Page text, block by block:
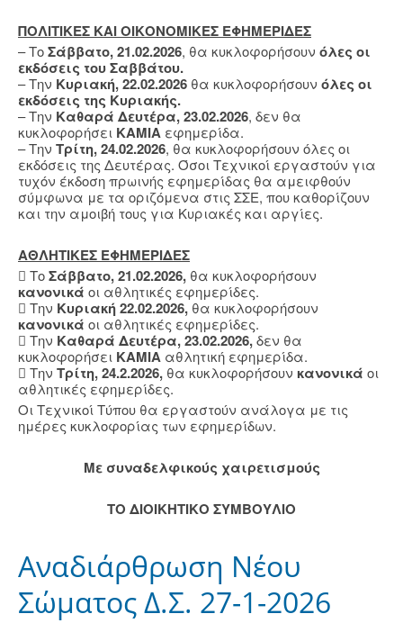
ΠΟΛΙΤΙΚΕΣ ΚΑΙ ΟΙΚΟΝΟΜΙΚΕΣ ΕΦΗΜΕΡΙΔΕΣ
– ΤοΣάββατο, 21.02.2026, θα κυκλοφορήσουν όλες οι
εκδόσεις του Σαββάτου.
– Την Κυριακή, 22.02.2026 θα κυκλοφορήσουν όλες οι
εκδόσεις της Κυριακής.
– Την Καθαρά Δευτέρα, 23.02.2026, δεν θα
κυκλοφορήσει ΚΑΜΙΑ εφημερίδα.
– Την Τρίτη, 24.02.2026, θα κυκλοφορήσουν όλες οι
εκδόσεις της Δευτέρας. Όσοι Τεχνικοί εργαστούν για
τυχόν έκδοση πρωινής εφημερίδας θα αμειφθούν
σύμφωνα με τα οριζόμενα στις ΣΣΕ, που καθορίζουν
και την αμοιβή τους για Κυριακές και αργίες.
ΑΘΛΗΤΙΚΕΣ ΕΦΗΜΕΡΙΔΕΣ
 ΤοΣάββατο, 21.02.2026, θα κυκλοφορήσουν
κανονικά οι αθλητικές εφημερίδες.
 Την Κυριακή 22.02.2026, θα κυκλοφορήσουν
κανονικά οι αθλητικές εφημερίδες.
 Την Καθαρά Δευτέρα, 23.02.2026,δεν θα
κυκλοφορήσει ΚΑΜΙΑ αθλητική εφημερίδα.
 Την Τρίτη, 24.2.2026, θα κυκλοφορήσουν κανονικά οι
αθλητικές εφημερίδες.
Οι Τεχνικοί Τύπου θα εργαστούν ανάλογα με τις
ημέρες κυκλοφορίας των εφημερίδων.
Mε συναδελφικούς χαιρετισμούς
ΤΟ ΔΙΟΙΚΗΤΙΚΟ ΣΥΜΒΟΥΛΙΟ
Αναδιάρθρωση Νέου
Σώματος Δ.Σ. 27-1-2026